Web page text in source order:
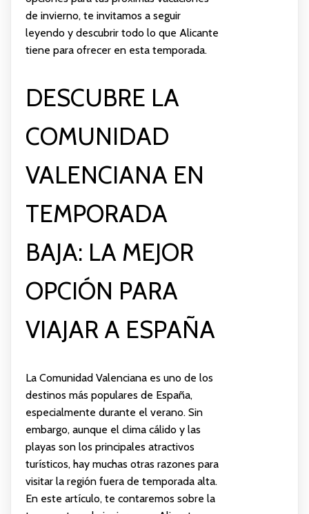
de invierno, te invitamos a seguir
leyendo y descubrir todo lo que Alicante
tiene para ofrecer en esta temporada.
DESCUBRE LA
COMUNIDAD
VALENCIANA EN
TEMPORADA
BAJA: LA MEJOR
OPCIÓN PARA
VIAJAR A ESPAÑA
La Comunidad Valenciana es uno de los
destinos más populares de España,
especialmente durante el verano. Sin
embargo, aunque el clima cálido y las
playas son los principales atractivos
turísticos, hay muchas otras razones para
visitar la región fuera de temporada alta.
En este artículo, te contaremos sobre la